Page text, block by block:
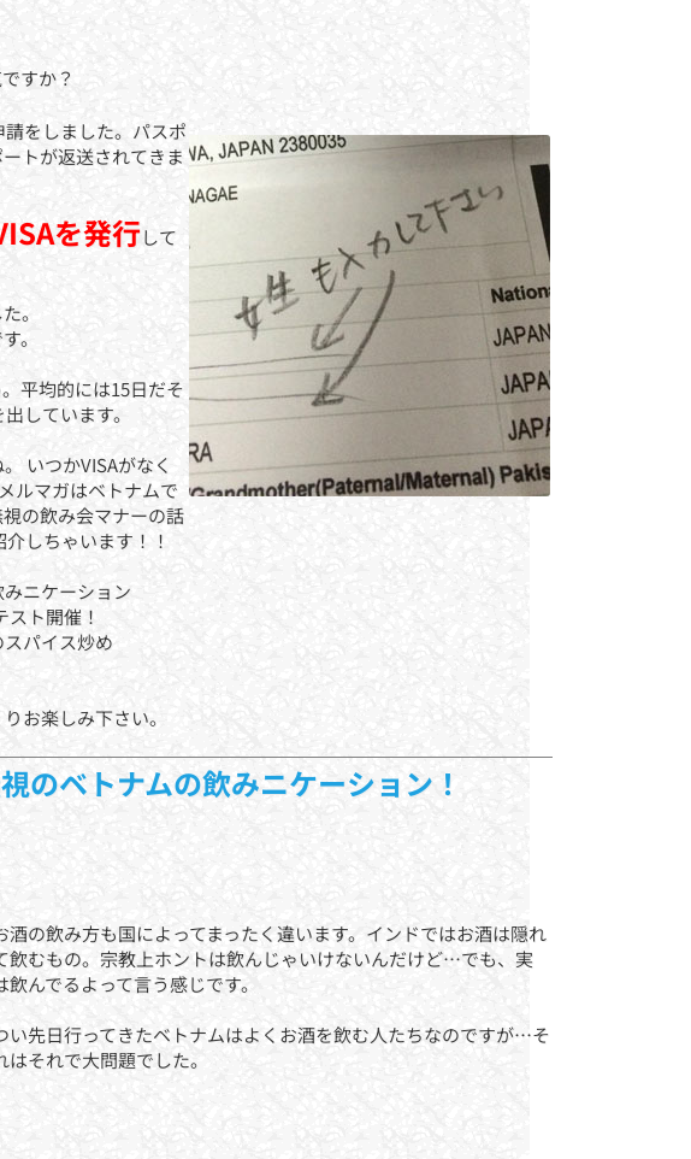
すか？
をしました。パスポ
トが返送されてきま
を発行して
。
。
平均的には15日だそ
しています。
いつかVISAがなく
ルマガはベトナムで
の飲み会マナーの話
しちゃいます！！
ニケーション
ト開催！
パイス炒め
お楽しみ下さい。
ベトナムの飲みニケーション！
酒の飲み方も国によってまったく違います。インドではお酒は隠れ
飲むもの。宗教上ホントは飲んじゃいけないんだけど…でも、実
飲んでるよって言う感じです。
い先日行ってきたベトナムはよくお酒を飲む人たちなのですが…そ
はそれで大問題でした。